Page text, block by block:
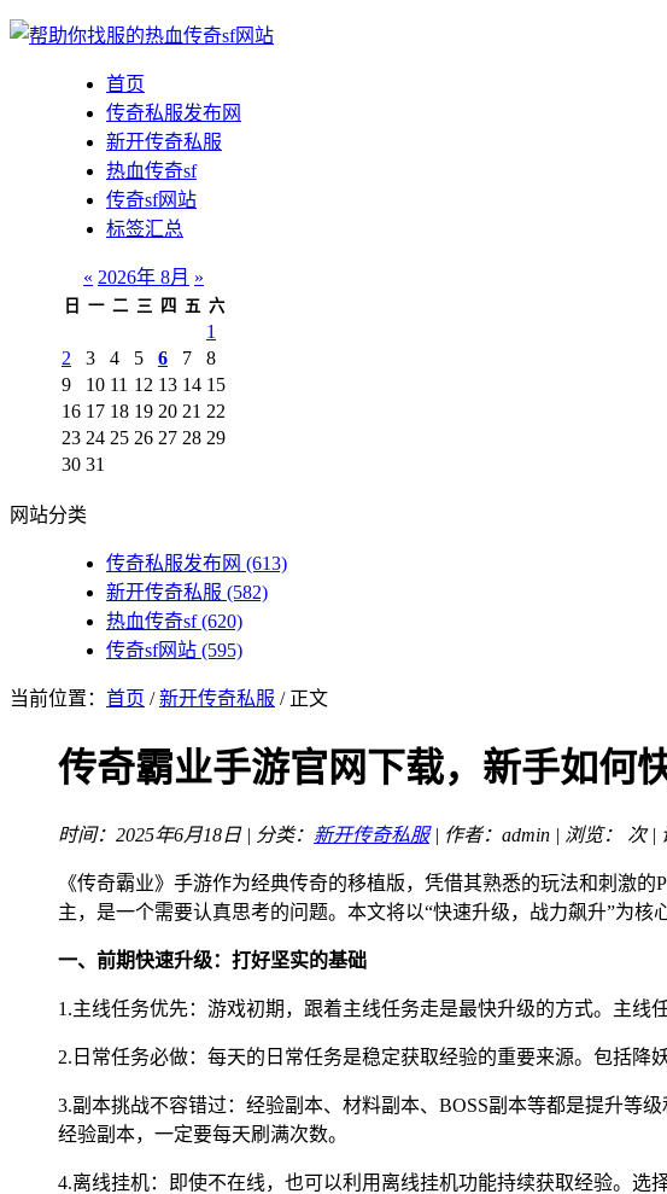
首页
传奇私服发布网
新开传奇私服
热血传奇sf
传奇sf网站
标签汇总
« 2026年 8月 »
日 一 二 三 四 五 六
1
2
3 4 5 6 7
8
9
10 11 12 13 14 15
16 17 18 19 20 21 22
23 24 25 26 27 28 29
30 31
网站分类
传奇私服发布网 (613)
新开传奇私服 (582)
热血传奇sf(620)
传奇sf网站 (595)
当前位置： 首页 /新开传奇私服 / 正文
传奇霸业手游官网下载，新手如何
时间：2025年6月18日 | 分类： 新开传奇私服| 作者：admin | 浏览： 次 |
《传奇霸业》手游作为经典传奇的移植版，凭借其熟悉的玩法和刺激
主，是一个需要认真思考的问题。本文将以“快速升级，战力飙升”为核
一、前期快速升级：打好坚实的基础
1.主线任务优先：游戏初期，跟着主线任务走是最快升级的方式。主线
2.日常任务必做：每天的日常任务是稳定获取经验的重要来源。包括降
3.副本挑战不容错过：经验副本、材料副本、BOSS副本等都是提升等
经验副本，一定要每天刷满次数。
4.离线挂机：即使不在线，也可以利用离线挂机功能持续获取经验。